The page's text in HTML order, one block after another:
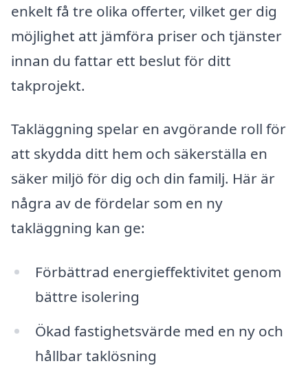
enkelt få tre olika offerter, vilket ger dig
möjlighet att jämföra priser och tjänster
innan du fattar ett beslut för ditt
takprojekt.
Takläggning spelar en avgörande roll för
att skydda ditt hem och säkerställa en
säker miljö för dig och din familj. Här är
några av de fördelar som en ny
takläggning kan ge:
Förbättrad energieffektivitet genom
bättre isolering
Ökad fastighetsvärde med en ny och
hållbar taklösning